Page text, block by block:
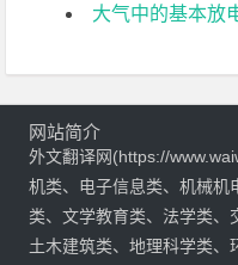
大气中的基本放
网站简介
外文翻译网(https://
机类、电子信息类、机械机
类、文学教育类、法学类、
土木建筑类、地理科学类、